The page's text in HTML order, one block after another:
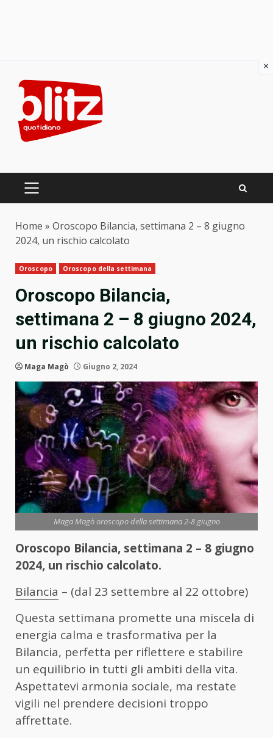
content
PRIMARY
Home » Oroscopo Bilancia, settimana 2 – 8 giugno
2024, un rischio calcolato
Oroscopo Oroscopo della settimana
Oroscopo Bilancia,
settimana 2 – 8 giugno 2024,
un rischio calcolato
Maga Magò Giugno 2, 2024
Maga Magò oroscopo della settimana 2-8 giugno
Oroscopo Bilancia, settimana 2 – 8 giugno
2024, un rischio calcolato.
Bilancia – (dal 23 settembre al 22 ottobre)
Questa settimana promette una miscela di
energia calma e trasformativa per la
Bilancia, perfetta per riflettere e stabilire
un equilibrio in tutti gli ambiti della vita.
Aspettatevi armonia sociale, ma restate
vigili nel prendere decisioni troppo
affrettate.
×